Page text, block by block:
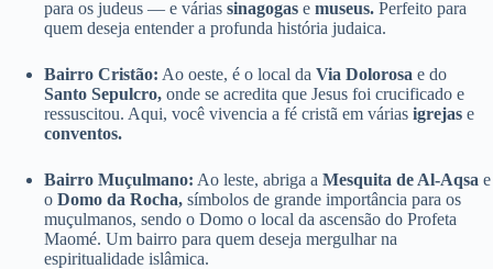
para os judeus — e várias sinagogas e museus. Perfeito para
quem deseja entender a profunda história judaica.
Bairro Cristão: Ao oeste, é o local da Via Dolorosa e do
Santo Sepulcro, onde se acredita que Jesus foi crucificado e
ressuscitou. Aqui, você vivencia a fé cristã em várias igrejas e
conventos.
Bairro Muçulmano: Ao leste, abriga a Mesquita de Al-Aqsa e
o Domo da Rocha, símbolos de grande importância para os
muçulmanos, sendo o Domo o local da ascensão do Profeta
Maomé. Um bairro para quem deseja mergulhar na
espiritualidade islâmica.